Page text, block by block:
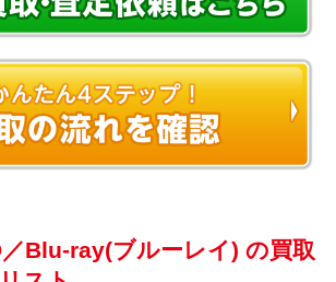
Blu-ray(ブルーレイ) の買取